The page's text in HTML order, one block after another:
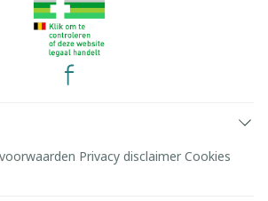
Privacy disclaimer Cookies